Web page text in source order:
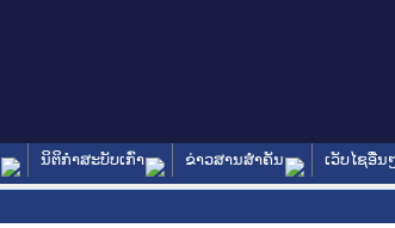
ນິຕິກໍາສະບັບເກົ່າ ຂ່າວສານສໍາຄັນ ເວັບໄຊອື່ນ